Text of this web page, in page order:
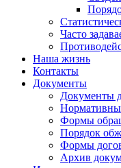
Часто
Наша жизнь
Контакты
Документы
Документы
Формы
Порядок
Формы
Архив